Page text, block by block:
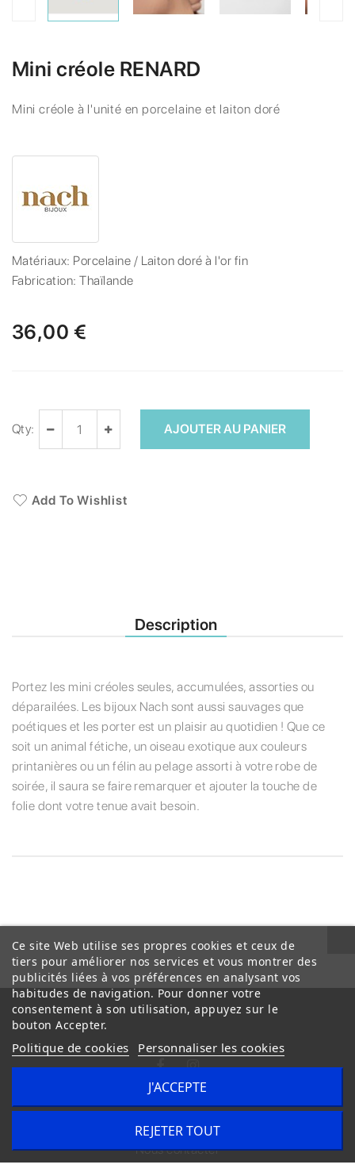
Mini créole RENARD
Mini créole à l'unité en porcelaine et laiton doré
Matériaux: Porcelaine / Laiton doré à l'or fin
Fabrication:Thaïlande
36,00 €
Qty: AJOUTER AU PANIER
Add To Wishlist
Description
Portez les mini créoles seules, accumulées, assorties ou
déparailées. Les bijoux Nach sont aussi sauvages que
poétiques et les porter est un plaisir au quotidien ! Que ce
soit un animal fétiche, un oiseau exotique aux couleurs
printanières ou un félin au pelage assorti à votre robe de
soirée, il saura se faire remarquer et ajouter la touche de
folie dont votre tenue avait besoin.
Conditions Générales de Vente
Nous contacter
Ce site Web utilise ses propres cookies et ceux de
tiers pour améliorer nos services et vous montrer des
publicités liées à vos préférences en analysant vos
habitudes de navigation. Pour donner votre
consentement à son utilisation, appuyez sur le
bouton Accepter.
Politique de cookies Personnaliser les cookies
REJETER TOUT
J'ACCEPTE